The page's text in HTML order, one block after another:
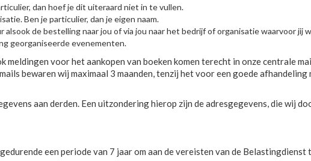
dan hoef je dit uiteraard niet in te vullen.
Ben je particulier, dan je eigen naam.
de bestelling naar jou of via jou naar het bedrijf of organisatie waarvoor jij
georganiseerde evenementen.
voor het aankopen van boeken komen terecht in onze centrale
bewaren wij maximaal 3 maanden, tenzij het voor een goede
aan derden. Een uitzondering hierop zijn de adresgegevens, die wij
een periode van 7 jaar om aan de vereisten van de